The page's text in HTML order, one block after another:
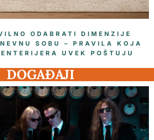
ODABRATI DIMENZIJE
SOBU – PRAVILA KOJA
UVEK POŠTUJU
DOGAĐAJI